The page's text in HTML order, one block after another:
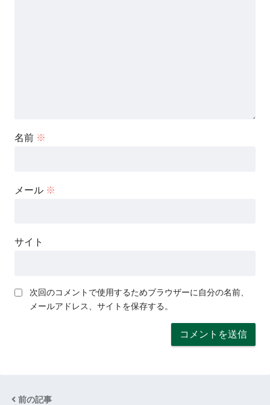
名前 ※
メール ※
サイト
次回のコメントで使用するためブラウザーに自分の名前、
メールアドレス、サイトを保存する。
前の記事